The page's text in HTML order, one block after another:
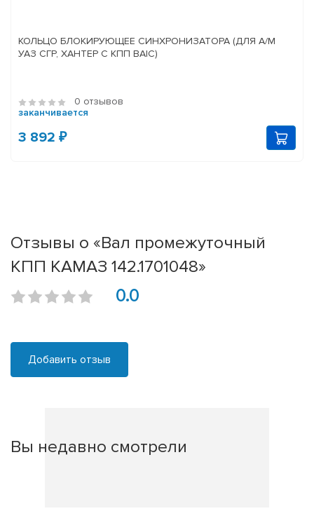
КОЛЬЦО БЛОКИРУЮЩЕЕ СИНХРОНИЗАТОРА (ДЛЯ А/М
УАЗ СГР, ХАНТЕР С КПП BAIC)
0 отзывов
заканчивается
3 892 ₽
Отзывы о «Вал промежуточный
КПП КАМАЗ 142.1701048»
0.0
Добавить отзыв
Вы недавно смотрели